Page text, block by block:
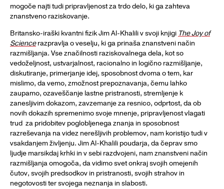
mogoče najti tudi pripravljenost za trdo delo, ki ga zahteva
znanstveno raziskovanje.
Britansko-iraški kvantni fizik Jim Al-Khalili v svoji knjigi The Joy of
Sciencerazpravlja o veselju, ki ga prinaša znanstveni način
razmišljanja. Vse značilnosti raziskovalnega dela, kot so
vedoželjnost, ustvarjalnost, racionalno in logično razmišljanje,
diskutiranje, primerjanje idej, sposobnost dvoma o tem, kar
mislimo, da vemo, zmožnost prepoznavanja, čemu lahko
zaupamo, ozaveščanje lastne pristranosti, stremljenje k
zanesljivim dokazom, zavzemanje za resnico, odprtost, da ob
novih dokazih spremenimo svoje mnenje, pripravljenost vlagati
trud za pridobitev poglobljenega znanja in sposobnost
razreševanja na videz nerešljivih problemov, nam koristijo tudi v
vsakdanjem življenju. Jim Al-Khalili poudarja, da čeprav smo
ljudje marsikdaj krhki in v sebi razdvojeni, nam znanstveni način
razmišljanja omogoča, da vidimo svet onkraj svojih omejenih
čutov, svojih predsodkov in pristranosti, svojih strahov in
negotovosti ter svojega neznanja in slabosti.